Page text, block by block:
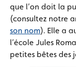
que l’on doit la
(consultez notre
son nom). Elle a
l’école Jules
petites bêtes des